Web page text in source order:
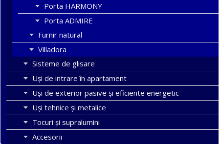
Porta HARMONY
Porta ADMIRE
Furnir natural
Villadora
Sisteme de glisare
Uși de intrare în apartament
Uşi de exterior pasive şi eficiente energetic
Uși tehnice și metalice
Tocuri şi supralumini
Accesorii